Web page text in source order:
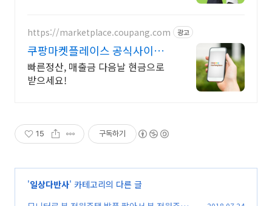
https://marketplace.coupang.com 광고
쿠팡마켓플레이스 공식사이트
쿠팡 공식 입점사이트
빠른정산, 매출금 다음날 현금으로
받으세요!
15 구독하기
'일상다반사' 카테고리의 다른 글